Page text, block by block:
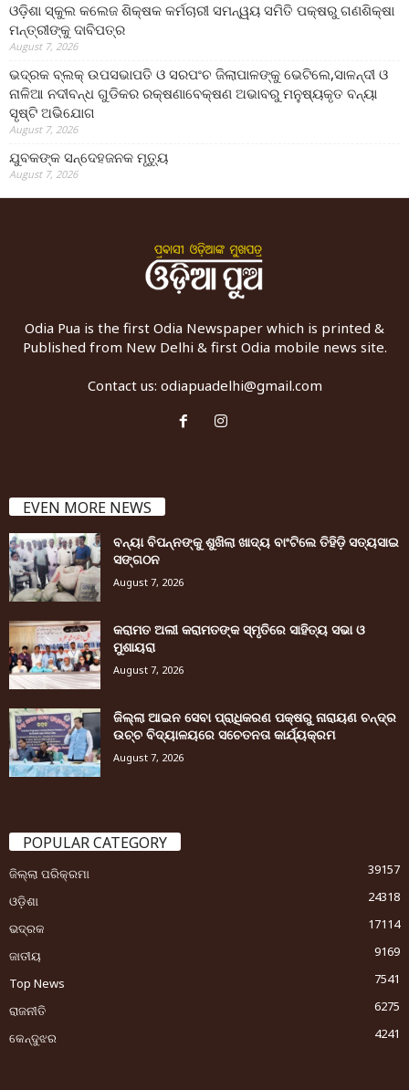
ଓଡ଼ିଶା ସ୍କୁଲ କଲେଜ ଶିକ୍ଷକ କର୍ମଚାରୀ ସମନ୍ୱୟ ସମିତି ପକ୍ଷରୁ ଗଣଶିକ୍ଷା
ମନ୍ତ୍ରୀଙ୍କୁ ଦାବିପତ୍ର
August 7, 2026
ଭଦ୍ରକ ବ୍ଲକ୍ ଉପସଭାପତି ଓ ସରପଂଚ ଜିଲାପାଳଙ୍କୁ ଭେଟିଲେ,ସାଳନ୍ଦୀ ଓ
ନାଳିଆ ନଦୀବନ୍ଧ ଗୁଡିକର ରକ୍ଷଣାବେକ୍ଷଣ ଅଭାବରୁ ମନୁଷ୍ୟକୃତ ବନ୍ୟା
ସୃଷ୍ଟି ଅଭିଯୋଗ
August 7, 2026
ଯୁବକଙ୍କ ସନ୍ଦେହଜନକ ମୃତ୍ୟୁ
August 7, 2026
Odia Pua is the first Odia Newspaper which is printed &
Published from New Delhi & first Odia mobile news site.
Contact us: odiapuadelhi@gmail.com
EVEN MORE NEWS
ବନ୍ୟା ବିପନ୍ନଙ୍କୁ ଶୁଖିଲା ଖାଦ୍ୟ ବାଂଟିଲେ ତିହିଡି଼ ସତ୍ୟସାଇ
ସଙ୍ଗଠନ
August 7, 2026
କରାମତ ଅଲୀ କରାମତଙ୍କ ସ୍ମୃତିରେ ସାହିତ୍ୟ ସଭା ଓ
ମୁଶାୟରା
August 7, 2026
ଜିଲ୍ଲା ଆଇନ ସେବା ପ୍ରାଧିକରଣ ପକ୍ଷରୁ ନାରାୟଣ ଚନ୍ଦ୍ର
ଉଚ୍ଚ ବିଦ୍ୟାଳୟରେ ସଚେତନତା କାର୍ଯ୍ୟକ୍ରମ
August 7, 2026
POPULAR CATEGORY
ଜିଲ୍ଲା ପରିକ୍ରମା
39157
ଓଡ଼ିଶା
24318
ଭଦ୍ରକ
17114
ଜାତୀୟ
9169
Top News
7541
ରାଜନୀତି
6275
କେନ୍ଦୁଝର
4241